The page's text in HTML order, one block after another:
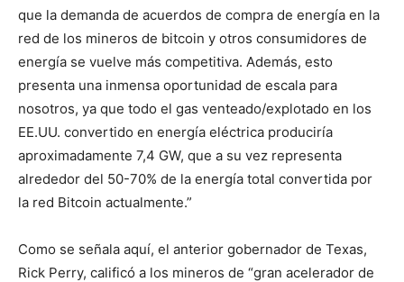
que la demanda de acuerdos de compra de energía en la
red de los mineros de bitcoin y otros consumidores de
energía se vuelve más competitiva. Además, esto
presenta una inmensa oportunidad de escala para
nosotros, ya que todo el gas venteado/explotado en los
EE.UU. convertido en energía eléctrica produciría
aproximadamente 7,4 GW, que a su vez representa
alrededor del 50-70% de la energía total convertida por
la red Bitcoin actualmente.”
Como se señala aquí, el anterior gobernador de Texas,
Rick Perry, calificó a los mineros de “gran acelerador de